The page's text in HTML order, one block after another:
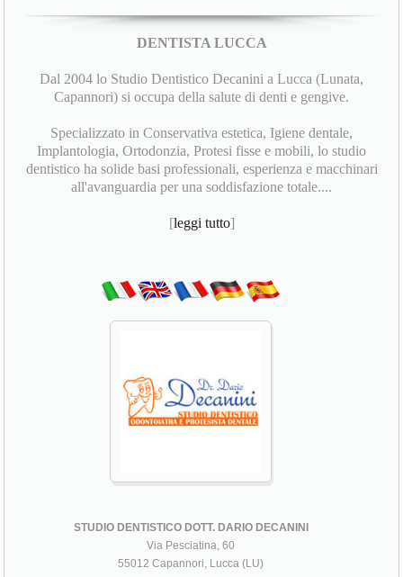
DENTISTA LUCCA
Dal 2004 lo Studio Dentistico Decanini a Lucca (Lunata,
Capannori) si occupa della salute di denti e gengive.
Specializzato in Conservativa estetica, Igiene dentale,
Implantologia, Ortodonzia, Protesi fisse e mobili, lo studio
dentistico ha solide basi professionali, esperienza e macchinari
all'avanguardia per una soddisfazione totale....
[leggi tutto]
STUDIO DENTISTICO DOTT. DARIO DECANINI
Via Pesciatina, 60
55012 Capannori, Lucca (LU)